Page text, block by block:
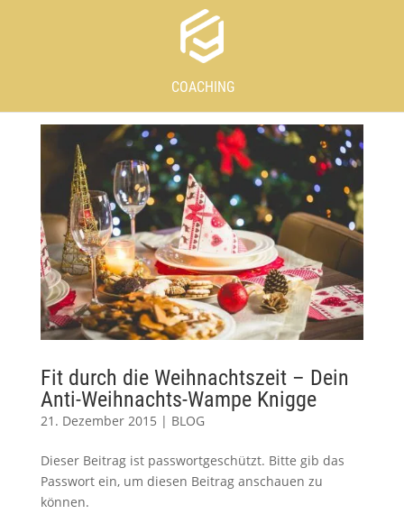
COACHING
Fit durch die Weihnachtszeit – Dein
Anti-Weihnachts-Wampe Knigge
21. Dezember 2015 | BLOG
Dieser Beitrag ist passwortgeschützt. Bitte gib das
Passwort ein, um diesen Beitrag anschauen zu
können.